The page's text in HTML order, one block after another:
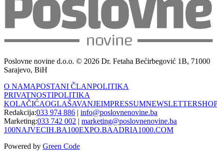
Poslovne novine d.o.o. © 2026 Dr. Fetaha Bećirbegović 1B, 71000
Sarajevo, BiH
O NAMAPOSTANI ČLANPOLITIKA
PRIVATNOSTIPOLITIKA
KOLAČIĆAOGLAŠAVANJEIMPRESSUMNEWSLETTER
Redakcija:033 974 886 | info@poslovnenovine.ba
Marketing:033 742 002 | marketing@poslovnenovine.ba
100NAJVECIH.BA100EXPO.BAADRIA1000.COM
Powered by Green Code